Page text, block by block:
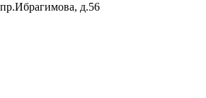
д.56